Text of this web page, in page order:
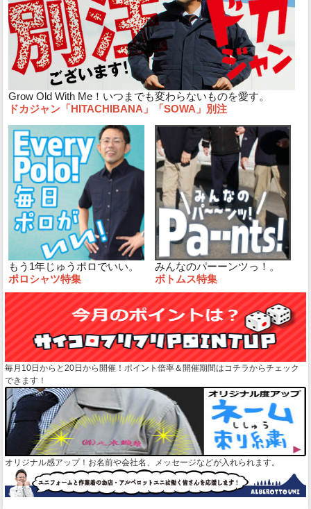
Grow Old With Me！いつまでも変わらないものを愛す。
ドカジャン「HITACHIBANA」「SOWA」別注
もう1年じゅうポロでいい。
ポロシャツ特集
みんなのパーーンツっ！。
ボトムス特集
毎月10日からと20日から開催！ポイント倍率＆開催期間はコチラからチェック
できます！
オリジナル感アップ！お名前や会社名、メッセージなどが入れられます。